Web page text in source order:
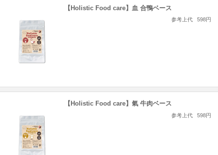
【Holistic Food care】血 合鴨ベース
参考上代 598円
【Holistic Food care】氣 牛肉ベース
参考上代 598円